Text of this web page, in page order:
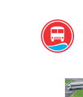
content